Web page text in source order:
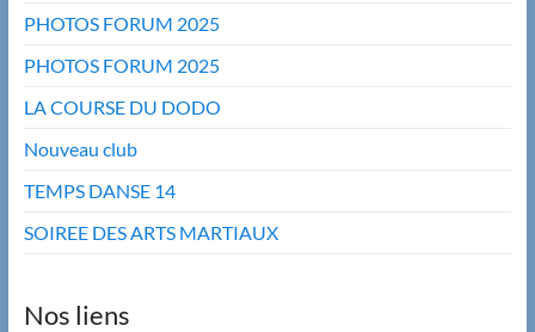
PHOTOS FORUM 2025
PHOTOS FORUM 2025
LA COURSE DU DODO
Nouveau club
TEMPS DANSE 14
SOIREE DES ARTS MARTIAUX
Nos liens